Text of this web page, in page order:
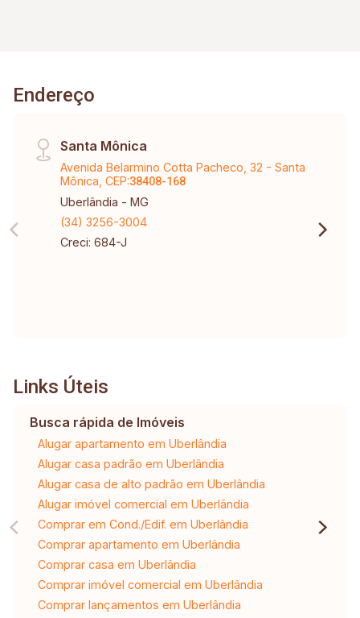
Endereço
Santa Mônica
Avenida Belarmino Cotta Pacheco, 32 - Santa
Mônica, CEP:38408-168
Uberlândia - MG
(34) 3256-3004
Creci: 684-J
Links Úteis
Busca rápida de Imóveis
Alugar apartamento em Uberlândia
Alugar casa padrão em Uberlândia
Alugar casa de alto padrão em Uberlândia
Alugar imóvel comercial em Uberlândia
Comprar em Cond./Edif. em Uberlândia
Comprar apartamento em Uberlândia
Comprar casa em Uberlândia
Comprar imóvel comercial em Uberlândia
Comprar lançamentos em Uberlândia